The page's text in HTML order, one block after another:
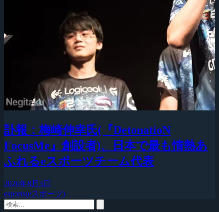
訃報：梅崎伸幸氏(『DetonatioN
FocusMe』創設者)、日本で最も情熱あ
ふれるeスポーツチーム代表
2026年8月3日
esports(eスポーツ)